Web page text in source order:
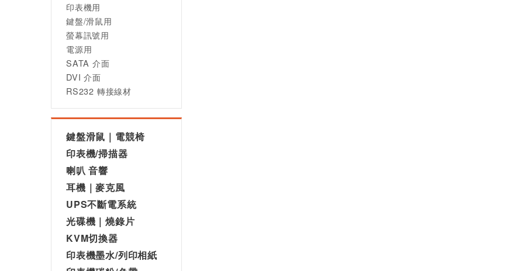
印表機用
鍵盤/滑鼠用
螢幕訊號用
電源用
SATA 介面
DVI 介面
RS232 轉接線材
鍵盤滑鼠｜電競椅
印表機/掃描器
喇叭 音響
耳機｜麥克風
UPS不斷電系統
光碟機｜燒錄片
KVM切換器
印表機墨水/列印相紙